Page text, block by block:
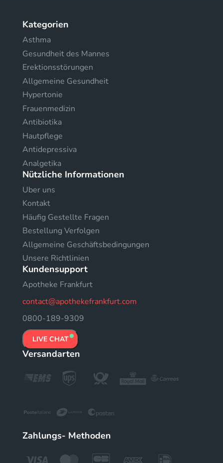
Kategorien
Asthma
Gesundheit des Mannes
Erektionsstörungen
Allgemeine Gesundheit
Hypertonie
Frauenmedizin
Antibiotika
Hautpflege
Antidepressiva
Analgetika
Nützliche Informationen
Uber uns
Kontakt
Häufig Gestellte Fragen
Bestellung Verfolgen
Allgemeine Geschäftsbedingungen
Unsere Richtlinien
Kundensupport
Apotheke Frankfurt
contact@apothekefrankfurt.com
0800-189-9309
LIVE CHAT
Versandarten
Zahlungs- Methoden